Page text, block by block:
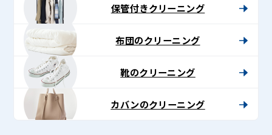
保管付きクリーニング
布団のクリーニング
靴のクリーニング
カバンのクリーニング